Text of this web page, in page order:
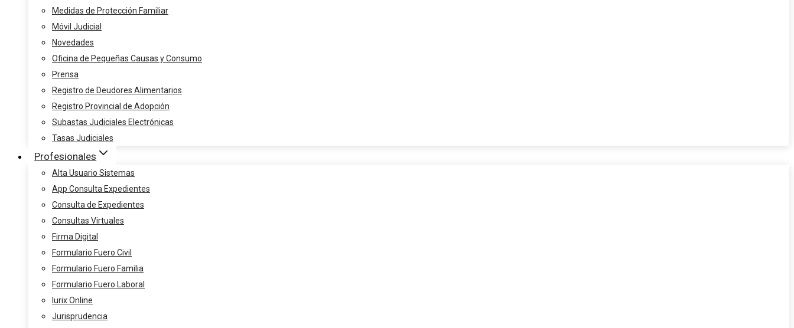
Medidas de Protección Familiar
Móvil Judicial
Novedades
Oficina de Pequeñas Causas y Consumo
Prensa
Registro de Deudores Alimentarios
Registro Provincial de Adopción
Subastas Judiciales Electrónicas
Tasas Judiciales
Profesionales
Alta Usuario Sistemas
App Consulta Expedientes
Consulta de Expedientes
Consultas Virtuales
Firma Digital
Formulario Fuero Civil
Formulario Fuero Familia
Formulario Fuero Laboral
Iurix Online
Jurisprudencia